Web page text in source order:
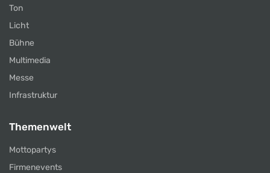
Ton
Licht
Bühne
Multimedia
Messe
Infrastruktur
Themenwelt
Mottopartys
Firmenevents